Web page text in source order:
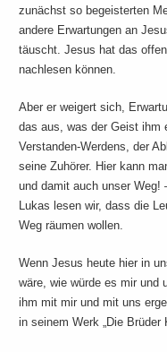
zunächst so begeisterten
andere Erwartungen an
täuscht. Jesus hat das
nachlesen können.
Aber er weigert sich,
das aus, was der Geist ihm
Verstanden-Werdens, der
seine Zuhörer. Hier kann
und damit auch unser
Lukas lesen wir, dass die
Weg räumen wollen.
Wenn Jesus heute hier in
wäre, wie würde es mir und
ihm mit mir und mit uns
in seinem Werk „Die Brüder